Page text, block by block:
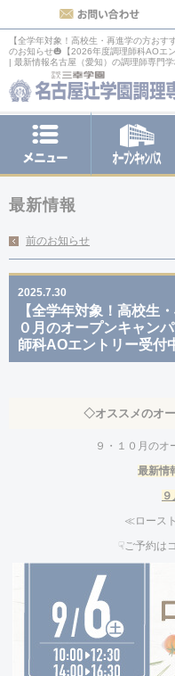
【全学年対象！高校生・再進学の方お
のお知らせ🎃【2026年度調理師科AOエ
| 最新情報名古屋（愛知）の調理師専門学
最新情報
前のお知らせ
2025.7.30
【全学年対象！高校生
０月のオープンキャン
師科AOエントリー受付
◇オススメのオ
９・１０月のオ
最新情
９
≪ロース
☟ご予約は